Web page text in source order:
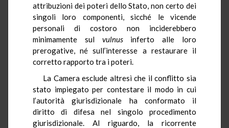
attribuzioni dei poteri dello Stato, non certo dei
singoli loro componenti, sicché le vicende
personali di costoro non inciderebbero
minimamente sul vulnusinferto alle loro
prerogative, né sull’interesse a restaurare il
corretto rapporto tra i poteri.
La Camera esclude altresì che il conflitto sia
stato impiegato per contestare il modo in cui
l’autorità giurisdizionale ha conformato il
diritto di difesa nel singolo procedimento
giurisdizionale. Al riguardo, la ricorrente